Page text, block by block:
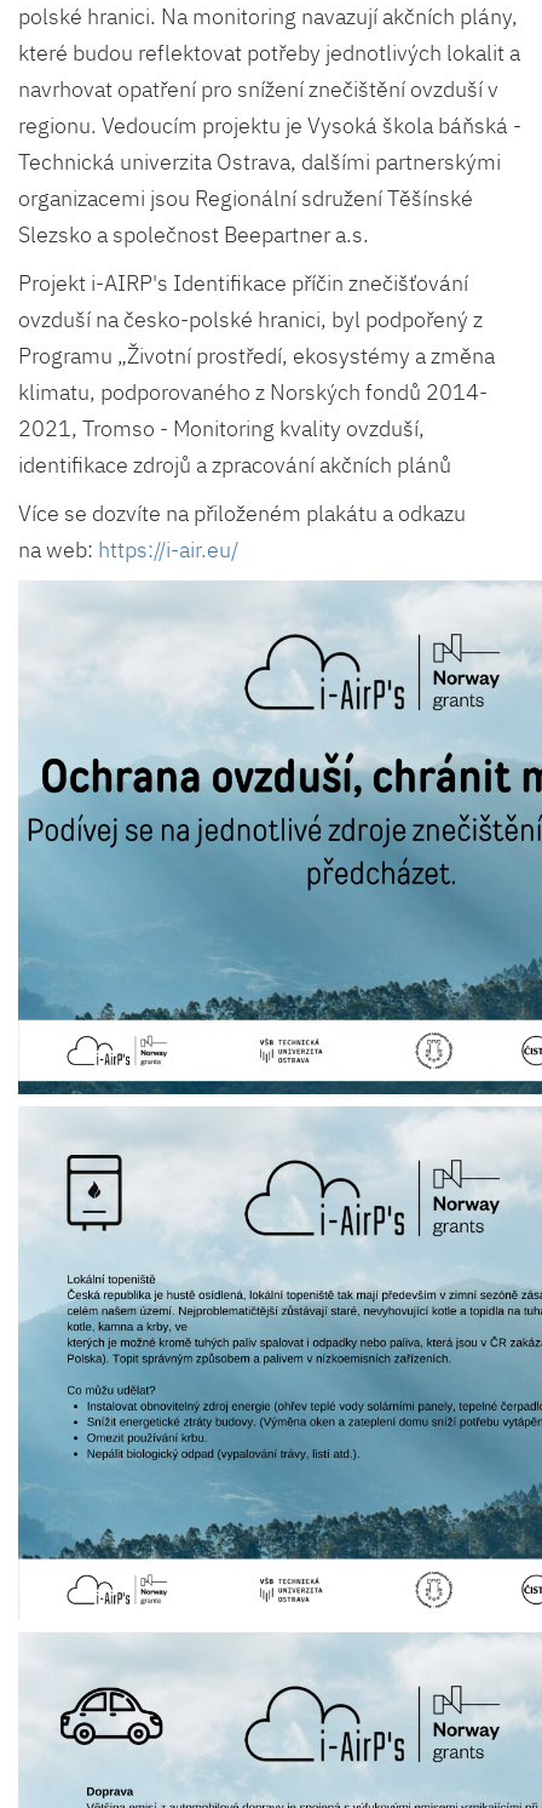
polské hranici. Na monitoring navazují akčních plány,
které budou reflektovat potřeby jednotlivých lokalit a
navrhovat opatření pro snížení znečištění ovzduší v
regionu. Vedoucím projektu je Vysoká škola báňská -
Technická univerzita Ostrava, dalšími partnerskými
organizacemi jsou Regionální sdružení Těšínské
Slezsko a společnost Beepartner a.s.
Projekt i-AIRP's Identifikace příčin znečišťování
ovzduší na česko-polské hranici, byl podpořený z
Programu „Životní prostředí, ekosystémy a změna
klimatu, podporovaného z Norských fondů 2014-
2021, Tromso - Monitoring kvality ovzduší,
identifikace zdrojů a zpracování akčních plánů
Více se dozvíte na přiloženém plakátu a odkazu
na web: https://i-air.eu/